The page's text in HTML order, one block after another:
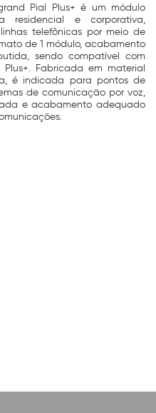
Pial Plus+ é um módulo
residencial e corporativa,
telefônicas por meio de
de 1 módulo, acabamento
sendo compatível com
Fabricada em material
é indicada para pontos de
de comunicação por voz,
e acabamento adequado